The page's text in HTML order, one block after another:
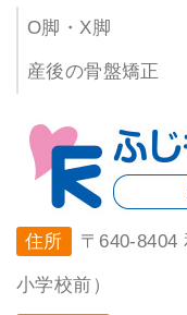
O脚・X脚
産後の骨盤矯正
住所 〒640-8404
小学校前）